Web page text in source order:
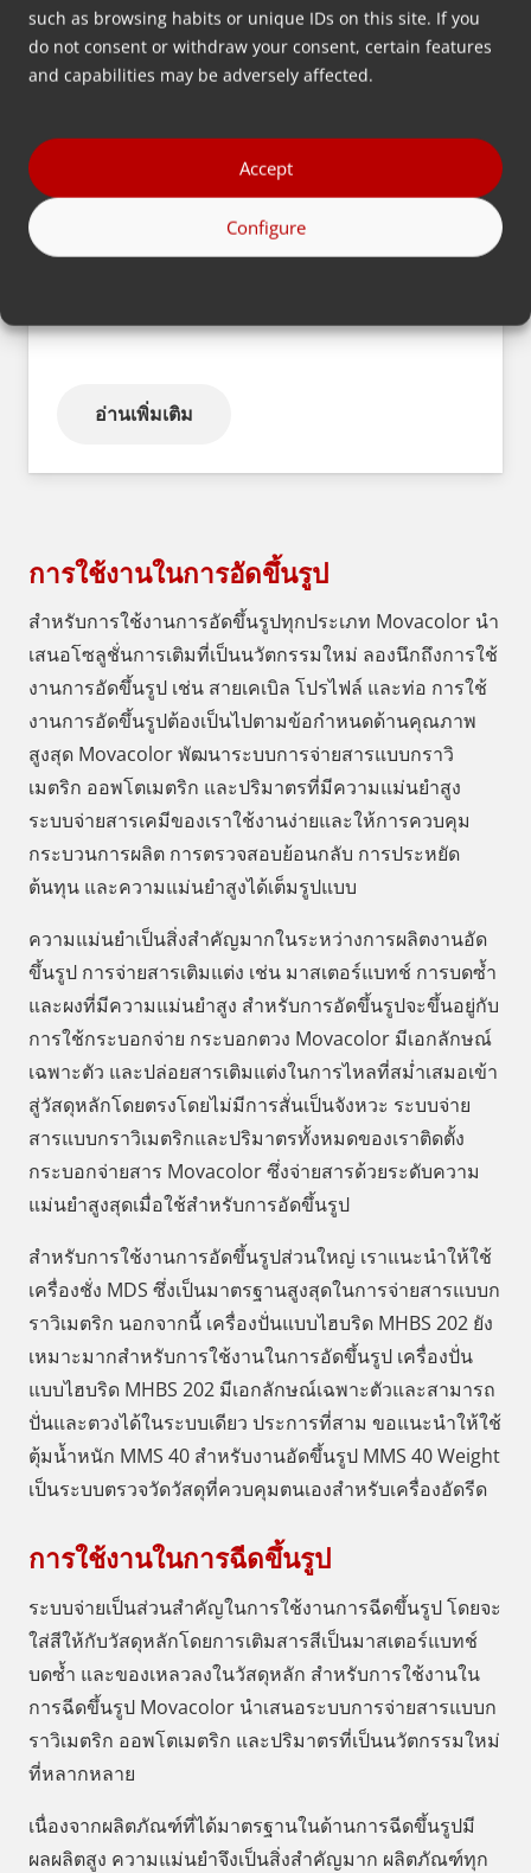
such as browsing habits or unique IDs on this site. If you
do not consent or withdraw your consent, certain features
and capabilities may be adversely affected.
Accept
Configure
อ่านเพิ่มเติม
การใช้งานในการอัดขึ้นรูป
สำหรับการใช้งานการอัดขึ้นรูปทุกประเภท Movacolor นำ
เสนอโซลูชั่นการเติมที่เป็นนวัตกรรมใหม่ ลองนึกถึงการใช้
งานการอัดขึ้นรูป เช่น สายเคเบิล โปรไฟล์ และท่อ การใช้
งานการอัดขึ้นรูปต้องเป็นไปตามข้อกำหนดด้านคุณภาพ
สูงสุด Movacolor พัฒนาระบบการจ่ายสารแบบกราวิ
เมตริก ออพโตเมตริก และปริมาตรที่มีความแม่นยำสูง
ระบบจ่ายสารเคมีของเราใช้งานง่ายและให้การควบคุม
กระบวนการผลิต การตรวจสอบย้อนกลับ การประหยัด
ต้นทุน และความแม่นยำสูงได้เต็มรูปแบบ
ความแม่นยำเป็นสิ่งสำคัญมากในระหว่างการผลิตงานอัด
ขึ้นรูป การจ่ายสารเติมแต่ง เช่น มาสเตอร์แบทช์ การบดซ้ำ
และผงที่มีความแม่นยำสูง สำหรับการอัดขึ้นรูปจะขึ้นอยู่กับ
การใช้กระบอกจ่าย กระบอกตวง Movacolor มีเอกลักษณ์
เฉพาะตัว และปล่อยสารเติมแต่งในการไหลที่สม่ำเสมอเข้า
สู่วัสดุหลักโดยตรงโดยไม่มีการสั่นเป็นจังหวะ ระบบจ่าย
สารแบบกราวิเมตริกและปริมาตรทั้งหมดของเราติดตั้ง
กระบอกจ่ายสาร Movacolor ซึ่งจ่ายสารด้วยระดับความ
แม่นยำสูงสุดเมื่อใช้สำหรับการอัดขึ้นรูป
สำหรับการใช้งานการอัดขึ้นรูปส่วนใหญ่ เราแนะนำให้ใช้
เครื่องชั่ง MDS ซึ่งเป็นมาตรฐานสูงสุดในการจ่ายสารแบบก
ราวิเมตริก นอกจากนี้ เครื่องปั่นแบบไฮบริด MHBS 202 ยัง
เหมาะมากสำหรับการใช้งานในการอัดขึ้นรูป เครื่องปั่น
แบบไฮบริด MHBS 202 มีเอกลักษณ์เฉพาะตัวและสามารถ
ปั่นและตวงได้ในระบบเดียว ประการที่สาม ขอแนะนำให้ใช้
ตุ้มน้ำหนัก MMS 40 สำหรับงานอัดขึ้นรูป MMS 40 Weight
เป็นระบบตรวจวัดวัสดุที่ควบคุมตนเองสำหรับเครื่องอัดรีด
การใช้งานในการฉีดขึ้นรูป
ระบบจ่ายเป็นส่วนสำคัญในการใช้งานการฉีดขึ้นรูป โดยจะ
ใส่สีให้กับวัสดุหลักโดยการเติมสารสีเป็นมาสเตอร์แบทช์
บดซ้ำ และของเหลวลงในวัสดุหลัก สำหรับการใช้งานใน
การฉีดขึ้นรูป Movacolor นำเสนอระบบการจ่ายสารแบบก
ราวิเมตริก ออพโตเมตริก และปริมาตรที่เป็นนวัตกรรมใหม่
ที่หลากหลาย
เนื่องจากผลิตภัณฑ์ที่ได้มาตรฐานในด้านการฉีดขึ้นรูปมี
ผลผลิตสูง ความแม่นยำจึงเป็นสิ่งสำคัญมาก ผลิตภัณฑ์ทุก